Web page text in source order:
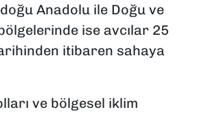
Anadolu ile Doğu ve
ise avcılar 25
itibaren sahaya
ve bölgesel iklim